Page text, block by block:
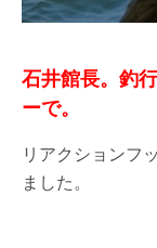
石井館長。釣
ーで。
リアクションフ
ました。